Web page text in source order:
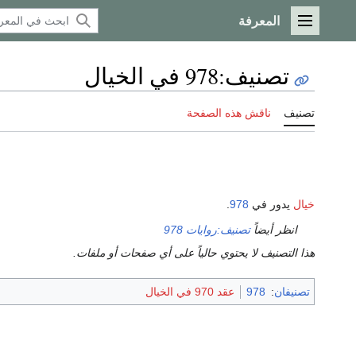
القائمة الرئيسية
المعرفة
تصنيف:978 في الخيال
تصنيف ناقش هذه الصفحة
خيال يدور في 978
انظر أيضاًتصنيف:روايات 978
هذا التصنيف لا يحتوي حالياً على أي صفحات أو ملفات.
تصنيفان:
978 عقد 970 في الخيال